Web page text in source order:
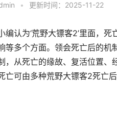
• 更新时间：2025-11-22
编认为‘荒野大镖客2’里面，
等多个方面。领会死亡后的机
，从死亡的缘故、复活位置、
亡可由多种荒野大镖客2死亡